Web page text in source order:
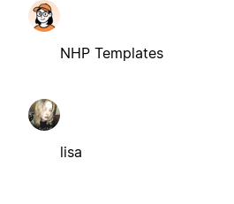
NHP Templates
lisa